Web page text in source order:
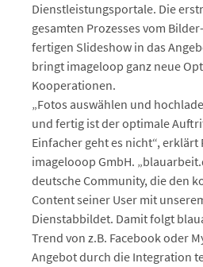
Dienstleistungsportale. Die
gesamten Prozesses vom
fertigen Slideshow in das
bringt imageloop ganz neue
Kooperationen.
„Fotos auswählen und
und fertig ist der optimale
Einfacher geht es nicht“, erklärt
imagelooop GmbH.
deutsche Community, die den
Content seiner User mit
Dienstabbildet. Damit folgt
Trend von z.B. Facebook oder
Angebot durch die Integration